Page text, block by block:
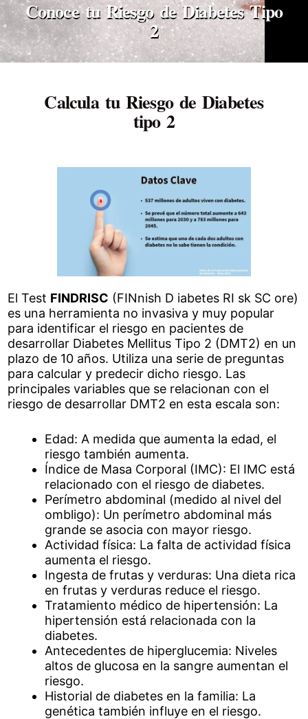
Conoce tu Riesgo de Diabetes Tipo
2
Calcula tu Riesgo de Diabetes
tipo 2
El Test FINDRISC (FINnish D iabetes RI sk SC ore)
es una herramienta no invasiva y muy popular
para identificar el riesgo en pacientes de
desarrollar Diabetes Mellitus Tipo 2 (DMT2) en un
plazo de 10 años. Utiliza una serie de preguntas
para calcular y predecir dicho riesgo. Las
principales variables que se relacionan con el
riesgo de desarrollar DMT2 en esta escala son:
Edad: A medida que aumenta la edad, el
riesgo también aumenta.
Índice de Masa Corporal (IMC): El IMC está
relacionado con el riesgo de diabetes.
Perímetro abdominal (medido al nivel del
ombligo): Un perímetro abdominal más
grande se asocia con mayor riesgo.
Actividad física: La falta de actividad física
aumenta el riesgo.
Ingesta de frutas y verduras: Una dieta rica
en frutas y verduras reduce el riesgo.
Tratamiento médico de hipertensión: La
hipertensión está relacionada con la
diabetes.
Antecedentes de hiperglucemia: Niveles
altos de glucosa en la sangre aumentan el
riesgo.
Historial de diabetes en la familia: La
genética también influye en el riesgo.